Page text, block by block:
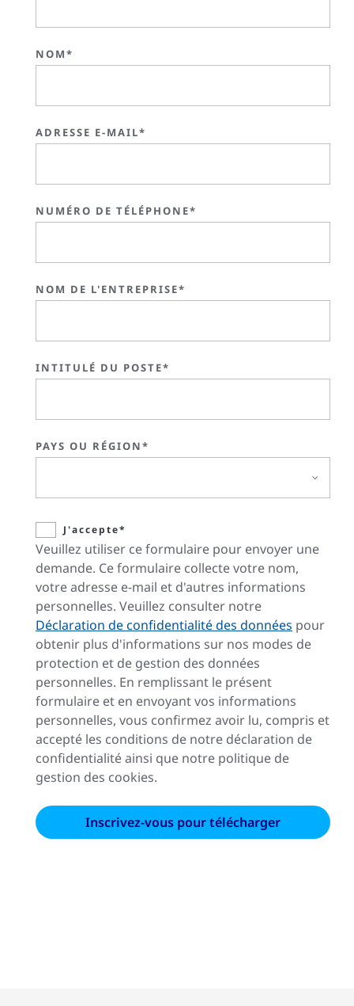
NOM*
ADRESSE E-MAIL*
NUMÉRO DE TÉLÉPHONE*
NOM DE L'ENTREPRISE*
INTITULÉ DU POSTE*
PAYS OU RÉGION*
J'accepte*
Veuillez utiliser ce formulaire pour envoyer une
demande. Ce formulaire collecte votre nom,
votre adresse e-mail et d'autres informations
personnelles. Veuillez consulter notre
Déclaration de confidentialité des données pour
obtenir plus d'informations sur nos modes de
protection et de gestion des données
personnelles. En remplissant le présent
formulaire et en envoyant vos informations
personnelles, vous confirmez avoir lu, compris et
accepté les conditions de notre déclaration de
confidentialité ainsi que notre politique de
gestion des cookies.